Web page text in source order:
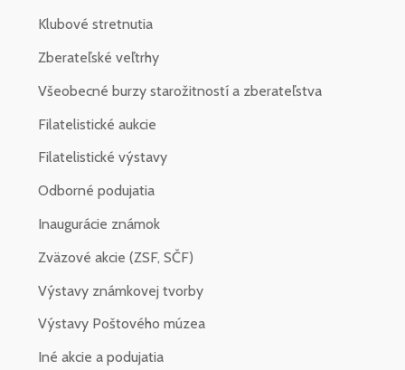
Klubové stretnutia
Zberateľské veľtrhy
Všeobecné burzy starožitností a zberateľstva
Filatelistické aukcie
Filatelistické výstavy
Odborné podujatia
Inaugurácie známok
Zväzové akcie (ZSF, SČF)
Výstavy známkovej tvorby
Výstavy Poštového múzea
Iné akcie a podujatia